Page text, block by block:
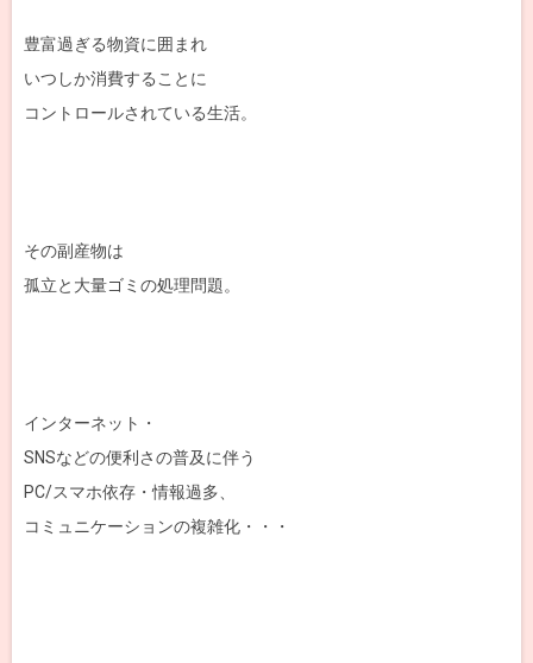
豊富過ぎる物資に囲まれ
いつしか消費することに
コントロールされている生活。
その副産物は
孤立と大量ゴミの処理問題。
インターネット・
SNSなどの便利さの普及に伴う
PC/スマホ依存・情報過多、
コミュニケーションの複雑化・・・